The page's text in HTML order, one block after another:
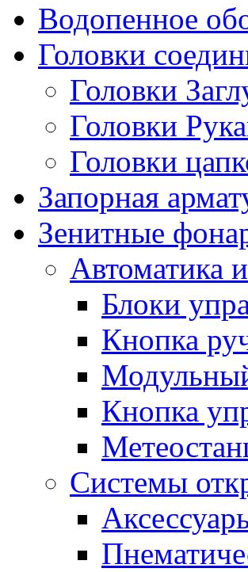
Водопенное
Головки
Головки
Головки
Головки
Запорная
Зенитные
Автоматика
Блоки
Кнопка
Кнопка
Системы